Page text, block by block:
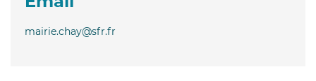
mairie.chay@sfr.fr